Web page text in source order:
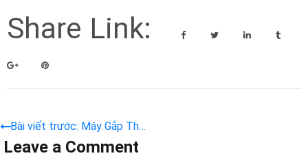
Share Link:
Bài viết trước: Máy Gắp Thú
Kết Hợp Chương Trình Tích
Leave a Comment